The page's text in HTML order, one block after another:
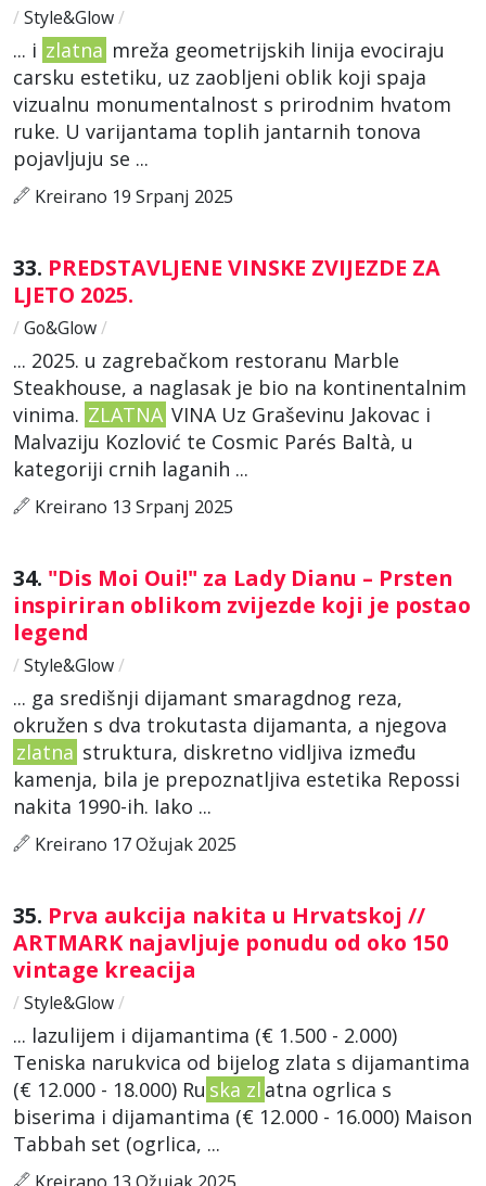
/ Style&Glow/
... i zlatna mreža geometrijskih linija evociraju
carsku estetiku, uz zaobljeni oblik koji spaja
vizualnu monumentalnost s prirodnim hvatom
ruke. U varijantama toplih jantarnih tonova
pojavljuju se ...
Kreirano 19 Srpanj 2025
33. PREDSTAVLJENE VINSKE ZVIJEZDE ZA
LJETO 2025.
/ Go&Glow/
... 2025. u zagrebačkom restoranu Marble
Steakhouse, a naglasak je bio na kontinentalnim
vinima. ZLATNA VINA Uz Graševinu Jakovac i
Malvaziju Kozlović te Cosmic Parés Baltà, u
kategoriji crnih laganih ...
Kreirano 13 Srpanj 2025
34. "Dis Moi Oui!" za Lady Dianu – Prsten
inspiriran oblikom zvijezde koji je postao
legend
/ Style&Glow/
... ga središnji dijamant smaragdnog reza,
okružen s dva trokutasta dijamanta, a njegova
zlatna struktura, diskretno vidljiva između
kamenja, bila je prepoznatljiva estetika Repossi
nakita 1990-ih. Iako ...
Kreirano 17 Ožujak 2025
35. Prva aukcija nakita u Hrvatskoj //
ARTMARK najavljuje ponudu od oko 150
vintage kreacija
/ Style&Glow/
... lazulijem i dijamantima (€ 1.500 - 2.000)
Teniska narukvica od bijelog zlata s dijamantima
(€ 12.000 - 18.000) Ru ska zl atna ogrlica s
biserima i dijamantima (€ 12.000 - 16.000) Maison
Tabbah set (ogrlica, ...